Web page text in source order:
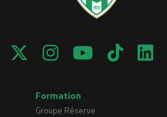
Formation
Groupe Réserve